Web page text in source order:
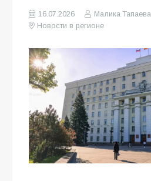
16.07.2026
Малика Тапаева
Новости в регионе